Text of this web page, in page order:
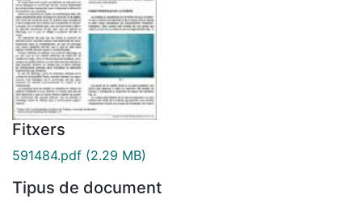
Fitxers
591484.pdf (2.29 MB)
Tipus de document